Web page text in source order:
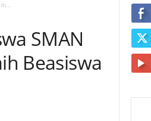
SMAN
Beasiswa